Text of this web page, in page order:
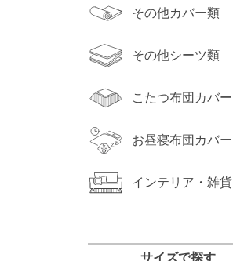
その他カバー類
その他シーツ類
こたつ布団カバー
お昼寝布団カバー
インテリア・雑貨
サイズで探す